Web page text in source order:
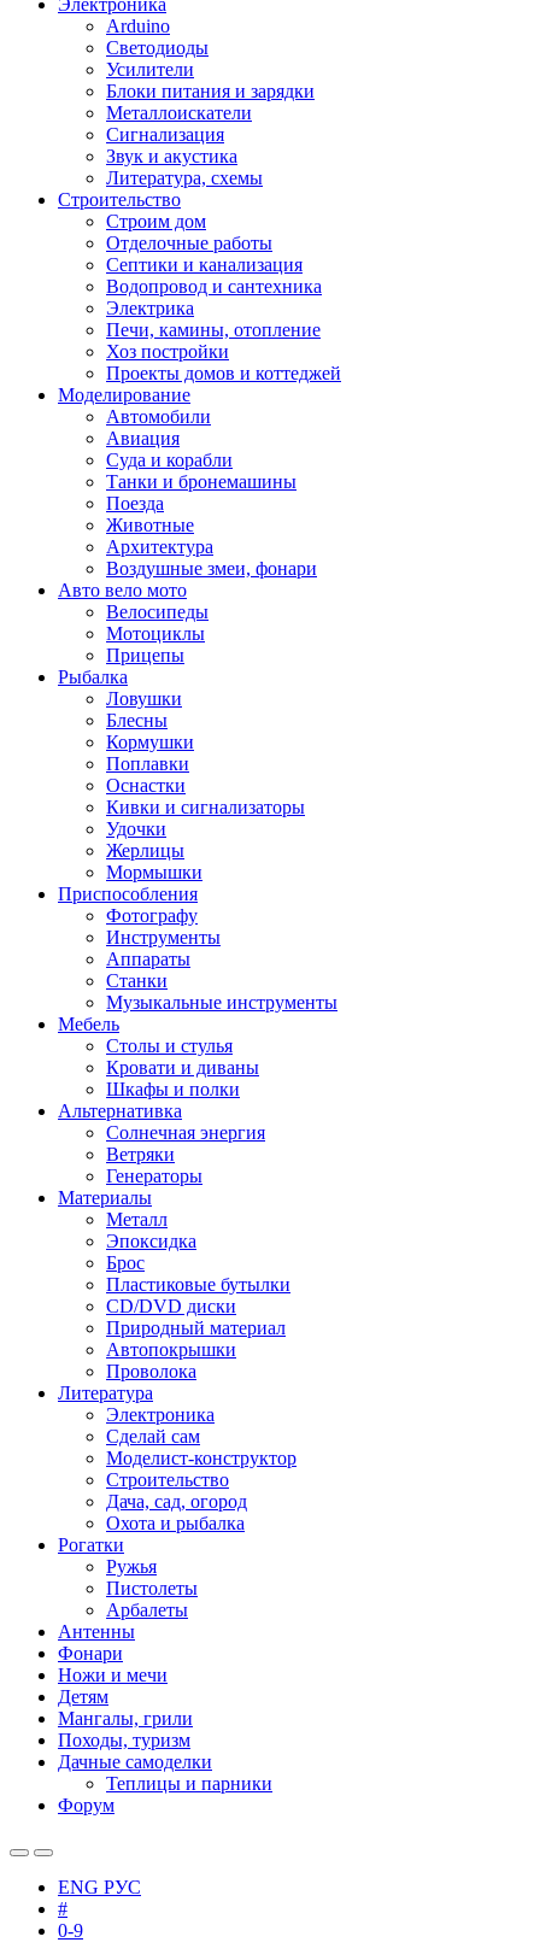
Электроника
Arduino
Светодиоды
Усилители
Блоки питания и зарядки
Металлоискатели
Сигнализация
Звук и акустика
Литература, схемы
Строительство
Строим дом
Отделочные работы
Септики и канализация
Водопровод и сантехника
Электрика
Печи, камины, отопление
Хоз постройки
Проекты домов и коттеджей
Моделирование
Автомобили
Авиация
Суда и корабли
Танки и бронемашины
Поезда
Животные
Архитектура
Воздушные змеи, фонари
Авто вело мото
Велосипеды
Мотоциклы
Прицепы
Рыбалка
Ловушки
Блесны
Кормушки
Поплавки
Оснастки
Кивки и сигнализаторы
Удочки
Жерлицы
Мормышки
Приспособления
Фотографу
Инструменты
Аппараты
Станки
Музыкальные инструменты
Мебель
Столы и стулья
Кровати и диваны
Шкафы и полки
Альтернативка
Солнечная энергия
Ветряки
Генераторы
Материалы
Металл
Эпоксидка
Брос
Пластиковые бутылки
CD/DVD диски
Природный материал
Автопокрышки
Проволока
Литература
Электроника
Сделай сам
Моделист-конструктор
Строительство
Дача, сад, огород
Охота и рыбалка
Рогатки
Ружья
Пистолеты
Арбалеты
Антенны
Фонари
Ножи и мечи
Детям
Мангалы, грили
Походы, туризм
Дачные самоделки
Теплицы и парники
Форум
ENG РУС
#
0-9